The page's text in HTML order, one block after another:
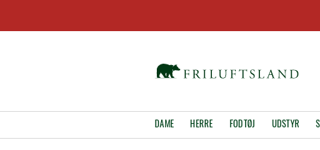
DAME HERRE FODTØJ UDSTYR